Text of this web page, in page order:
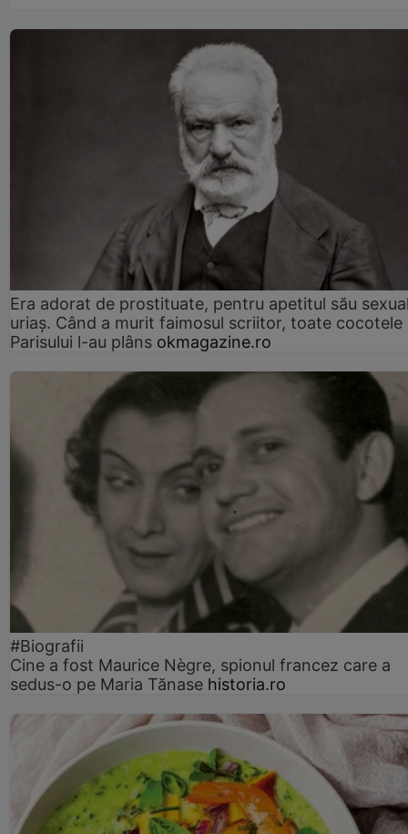
Era adorat de prostituate, pentru apetitul său
uriaș. Când a murit faimosul scriitor, toate cocotele
Parisului l-au plâns okmagazine.ro
#Biografii
Cine a fost Maurice Nègre, spionul francez care a
sedus-o pe Maria Tănase historia.ro